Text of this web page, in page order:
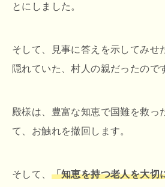
とにしました。
そして、見事に答えを示してみせ
隠れていた、村人の親だったので
殿様は、豊富な知恵で国難を救っ
て、お触れを撤回します。
そして、 「知恵を持つ老人を大切